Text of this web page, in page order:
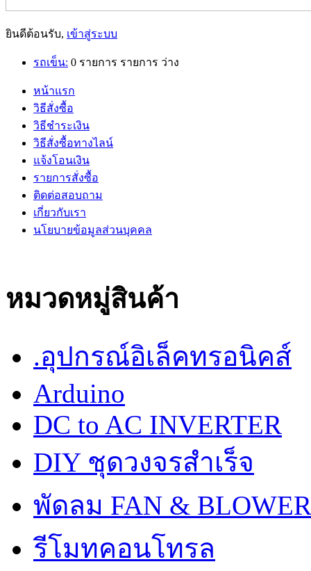
ยินดีต้อนรับ, เข้าสู่ระบบ
รถเข็น: 0 รายการ รายการ ว่าง
หน้าแรก
วิธีสั่งซื้อ
วิธีชำระเงิน
วิธีสั่งซื้อทางไลน์
แจ้งโอนเงิน
รายการสั่งซื้อ
ติดต่อสอบถาม
เกี่ยวกับเรา
นโยบายข้อมูลส่วนบุคคล
หมวดหมู่สินค้า
.อุปกรณ์อิเล็คทรอนิคส์
Arduino
DC to AC INVERTER
DIY ชุดวงจรสำเร็จ
พัดลม FAN & BLOWER
รีโมทคอนโทรล